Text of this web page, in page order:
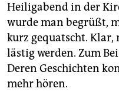
Heiligabend in der
wurde man begrüßt,
kurz gequatscht. Klar,
lästig werden. Zum
Deren Geschichten
mehr hören.